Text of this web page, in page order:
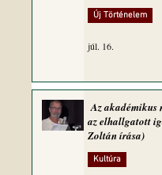
Új Történelem
júl. 16.
Az akadémikus
az elhallgatott
Zoltán írása)
Kultúra